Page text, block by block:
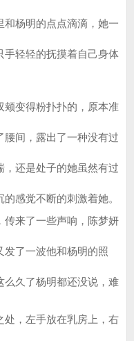
杨明的点点滴滴，她一
手轻轻的抚摸着自己身体
变得粉扑扑的，原本准
腰间，露出了一种没有过
还是处子的她虽然有过
感觉不断的刺激着她。
来了一些声响，陈梦妍
发了一波他和杨明的照
么久了杨明都还没说，难
，左手放在乳房上，右